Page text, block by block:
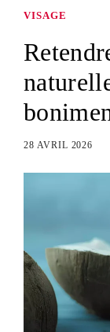
VISAGE
28 AVRIL 2026